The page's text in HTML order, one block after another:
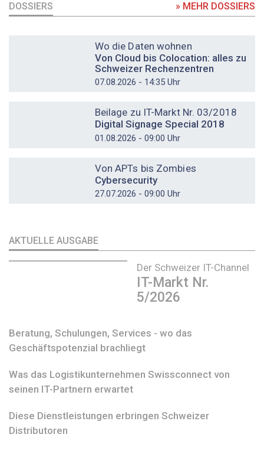
DOSSIERS » MEHR DOSSIERS
Wo die Daten wohnen
Von Cloud bis Colocation: alles zu
Schweizer Rechenzentren
07.08.2026 - 14:35 Uhr
Beilage zu IT-Markt Nr. 03/2018
Digital Signage Special 2018
01.08.2026 - 09:00 Uhr
Von APTs bis Zombies
Cybersecurity
27.07.2026 - 09:00 Uhr
AKTUELLE AUSGABE
Der Schweizer IT-Channel
IT-Markt Nr.
5/2026
Beratung, Schulungen, Services - wo das
Geschäftspotenzial brachliegt
Was das Logistikunternehmen Swissconnect von
seinen IT-Partnern erwartet
Diese Dienstleistungen erbringen Schweizer
Distributoren